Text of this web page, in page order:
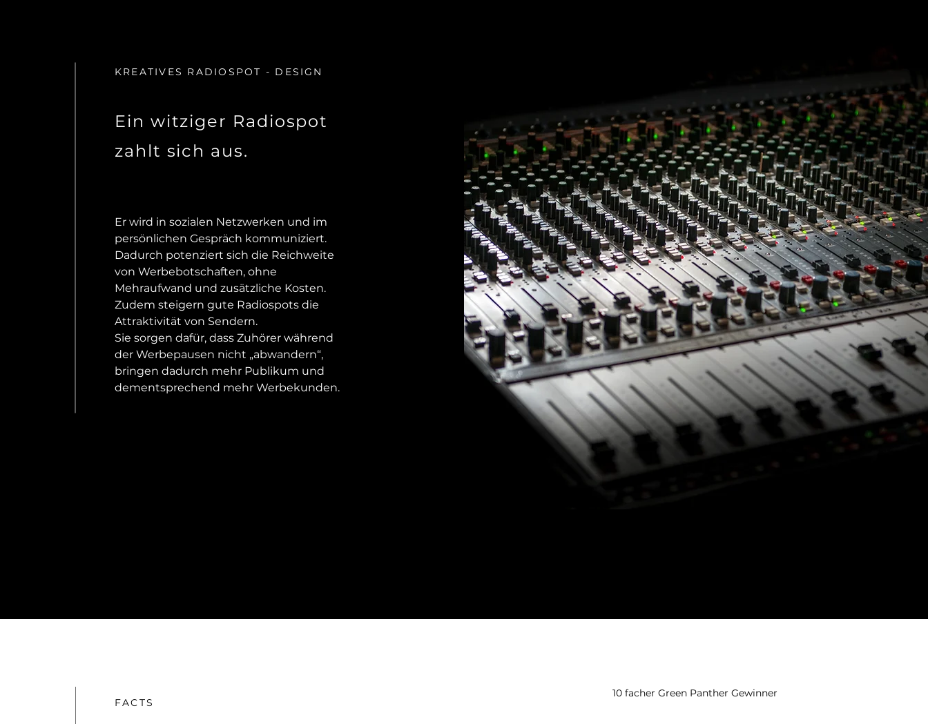
KREATIVES RADIOSPOT - DESIGN
Ein witziger Radiospot
zahlt sich aus.
Er wird in sozialen Netzwerken und im
persönlichen Gespräch kommuniziert.
Dadurch potenziert sich die Reichweite
von Werbebotschaften, ohne
Mehraufwand und zusätzliche Kosten.
Zudem steigern gute Radiospots die
Attraktivität von Sendern.
Sie sorgen dafür, dass Zuhörer während
der Werbepausen nicht „abwandern“,
bringen dadurch mehr Publikum und
dementsprechend mehr Werbekunden.
FACTS
10 facher Green Panther Gewinner